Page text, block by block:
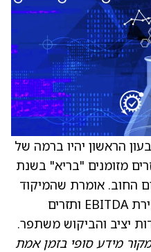
הראשון יהיו ברמה של
מזומנים "בריא" בשנת
לצמצום החוב. אומרת שהמיקוד
בשנת הכספים 2026 הוא ביצירת EBITDA ותזרים
יציב והביקוש משתפר.
מידע סופי בזמן אמת